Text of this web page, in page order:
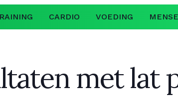
CARDIO VOEDING
met lat